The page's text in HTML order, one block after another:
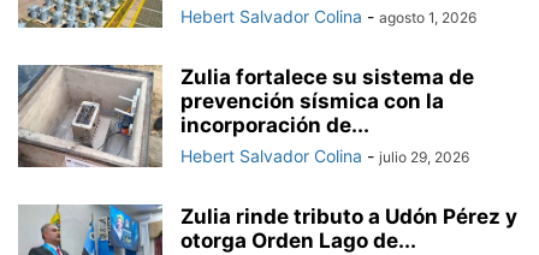
Hebert Salvador Colina - agosto 1, 2026
Zulia fortalece su sistema de
prevención sísmica con la
incorporación de...
Hebert Salvador Colina - julio 29, 2026
Zulia rinde tributo a Udón Pérez y
otorga Orden Lago de...